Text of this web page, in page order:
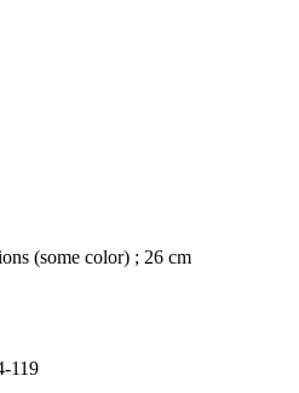
(some color) ; 26 cm
119